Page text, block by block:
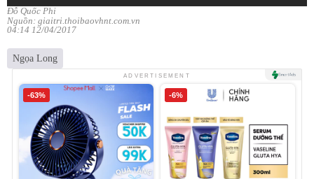
Đỗ Quốc Phi
Nguồn: giaitri.thoibaovhnt.com.vn
04:14 12/04/2017
Ngọa Long
ADVERTISEMENT
-63% -6%